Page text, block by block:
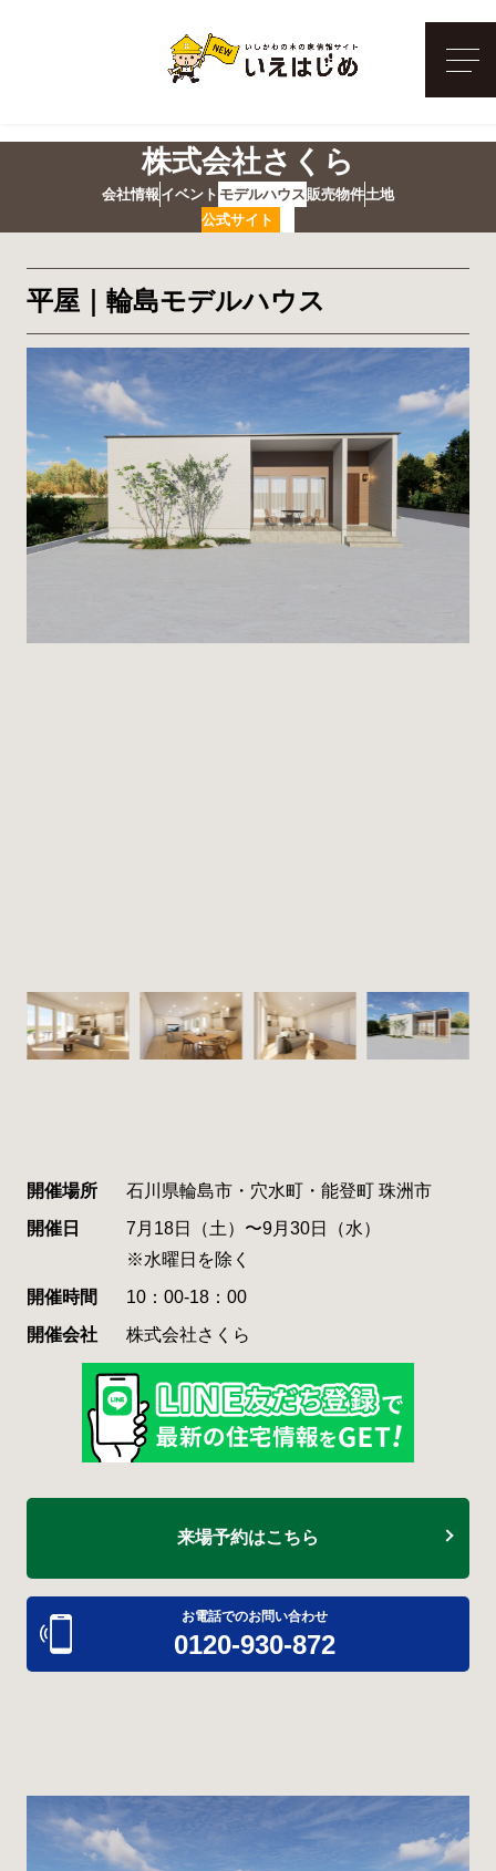
メ
株式会社さくら
会社情報 イベント モデルハウス販売物件土地
公式サイト
平屋｜輪島モデルハウス
開催場所
石川県輪島市・穴水町・能登町 珠洲市
開催日
7月18日（土）〜9月30日（水）
※水曜日を除く
開催時間
10：00-18：00
開催会社
株式会社さくら
来場予約はこちら
お電話でのお問い合わせ
0120-930-872